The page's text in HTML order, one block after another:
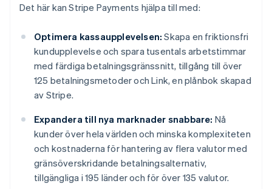
Det här kan Stripe Payments hjälpa till med:
Optimera kassaupplevelsen: Skapa en friktionsfri
kundupplevelse och spara tusentals arbetstimmar
med färdiga betalningsgränssnitt, tillgång till över
125 betalningsmetoder och Link, en plånbok skapad
av Stripe.
Expandera till nya marknader snabbare: Nå
kunder över hela världen och minska komplexiteten
och kostnaderna för hantering av flera valutor med
gränsöverskridande betalningsalternativ,
tillgängliga i 195 länder och för över 135 valutor.